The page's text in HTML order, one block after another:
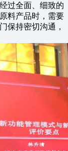
过全面、细致的
料产品时，需要
保持密切沟通，